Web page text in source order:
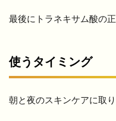
最後にトラネキサム酸の
使うタイミング
朝と夜のスキンケアに取